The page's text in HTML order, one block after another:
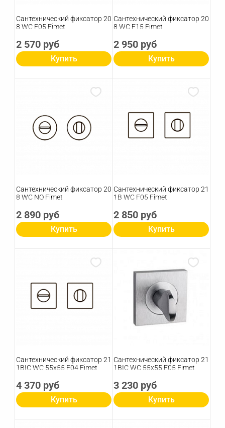
Сантехнический фиксатор 20
8 WC F05 Fimet
2 570 руб
Купить
Сантехнический фиксатор 20
8 WC F15 Fimet
2 950 руб
Купить
Сантехнический фиксатор 20
8 WC NO Fimet
2 890 руб
Купить
Сантехнический фиксатор 21
1B WC F05 Fimet
2 850 руб
Купить
Сантехнический фиксатор 21
1BIC WC 55х55 F04 Fimet
4 370 руб
Купить
Сантехнический фиксатор 21
1BIC WC 55х55 F05 Fimet
3 230 руб
Купить